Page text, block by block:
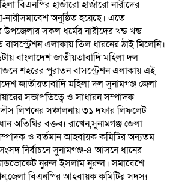
বিএনপির হাজাঁরো হাজাঁরো নারীদের
নারীসমাবেশ অনুষ্ঠিত হয়েছে। এতে
সকল ধর্মের নারীদের খন্ড খন্ড
বাসস্ট্রেশন এলাকায় তিল ধারনের ঠাই মিলেনি।
বাংলাদেশ জাতীয়তাবাদি মহিলা দল
শহরের পুরাতন বাসস্ট্রেশন এলাকায় এই
জাতীয়তাবাদি মহিলা দল সুনামগঞ্জ জেলা
সভাপতিত্বে ও সাধারন সম্পাদক
লিপনের সঞ্চালনায় ৩১ দফার লিফলেট
অতিথির বক্তব্য রাখেন,সুনামগঞ্জ জেলা
ও বর্তমান আহবায়ক কমিটির অন্যতম
নির্বাচনে সুনামগঞ্জ-৪ আসনে ধানের
নুরুল ইসলাম নুরুল। সমাবেশে
বিএনপির আহবায়ক কমিটির সদস্য